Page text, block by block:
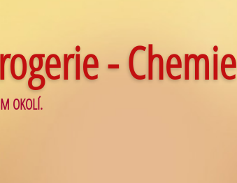
- Chemie
OKOLÍ.